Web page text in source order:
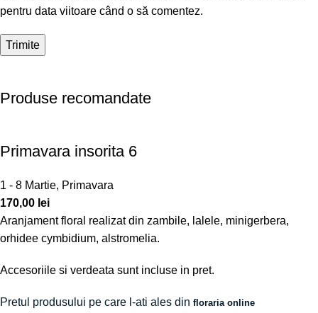
pentru data viitoare când o să comentez.
Produse recomandate
Primavara insorita 6
1 - 8 Martie, Primavara
170,00 lei
Aranjament floral realizat din zambile, lalele, minigerbera,
orhidee cymbidium, alstromelia.
Accesoriile si verdeata sunt incluse in pret.
Pretul produsului pe care l-ati ales din floraria online